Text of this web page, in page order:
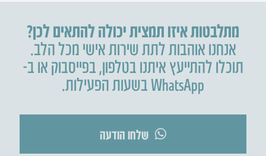
מתלבטות איזו תמצית יכולה להתאים לכן?
אנחנו אוהבות לתת שירות אישי מכל הלב.
תוכלו להתייעץ איתנו בטלפון,בפייסבוק או ב-
WhatsApp בשעות הפעילות.
שלחו הודעה